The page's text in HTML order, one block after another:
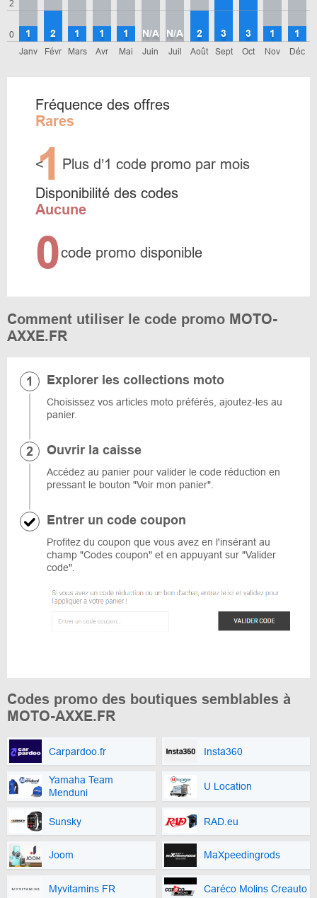
0
2
Janv
1
Févr
2
Mars
1
Avr
1
Mai
1
Juin
N/A
Juil
N/A
Août
2
Sept
3
Oct
3
Nov
1
Déc
1
Fréquence des offres
Rares
<
1 Plus d’1 code promo par mois
Disponibilité des codes
Aucune
0code promo disponible
Comment utiliser le code promo MOTO-
AXXE.FR
Explorer les collections moto
Choisissez vos articles moto préférés, ajoutez-les au
panier.
Ouvrir la caisse
Accédez au panier pour valider le code réduction en
pressant le bouton "Voir mon panier".
Entrer un code coupon
Profitez du coupon que vous avez en l'insérant au
champ "Codes coupon" et en appuyant sur "Valider
code".
Codes promo des boutiques semblables à
MOTO-AXXE.FR
Carpardoo.fr Insta360
Yamaha Team
Menduni
U Location
Sunsky RAD.eu
Joom MaXpeedingrods
Myvitamins FR Caréco Molins Creauto